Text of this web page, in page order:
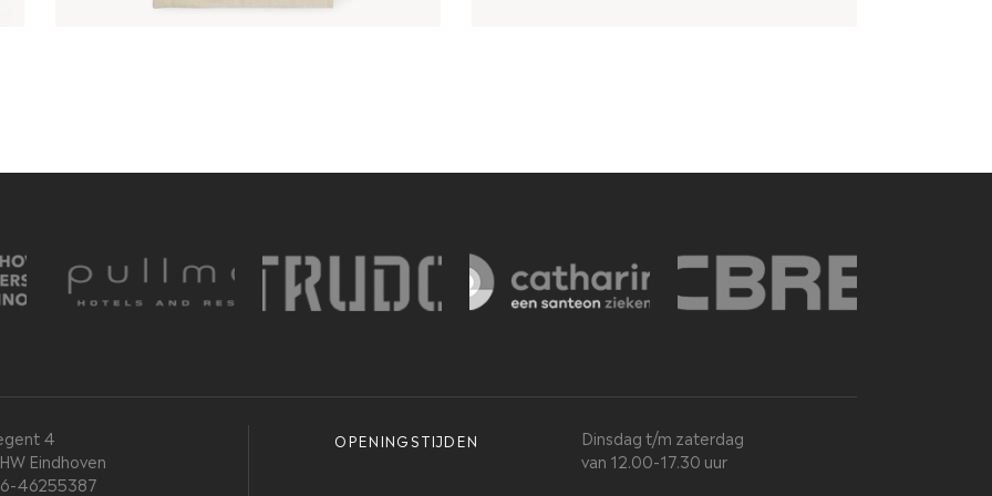
4
Eindhoven
46255387
OPENINGSTIJDEN
Dinsdag t/m zaterdag
van 12.00-17.30 uur